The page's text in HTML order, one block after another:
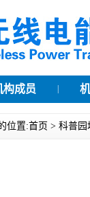
构成员
位置:首页 > 科普园